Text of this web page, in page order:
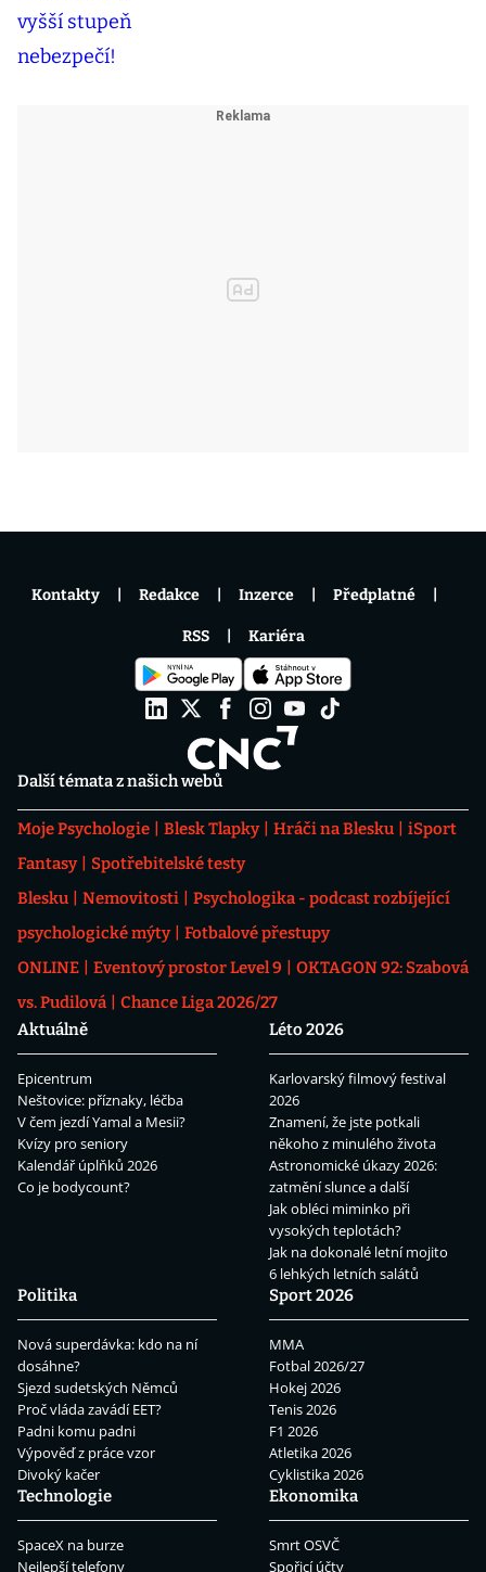
Další témata z našich webů
Moje Psychologie Blesk Tlapky Hráči na Blesku
iSport
Fantasy
Spotřebitelské testy
Blesku
Nemovitosti
Psychologika - podcast rozbíjející
psychologické mýty
Fotbalové přestupy
ONLINE
Eventový prostor Level 9
OKTAGON 92: Szabová
vs. Pudilová
Chance Liga 2026/27
Aktuálně
Epicentrum
Neštovice: příznaky, léčba
V čem jezdí Yamal a Mesii?
Kvízy pro seniory
Kalendář úplňků 2026
Co je bodycount?
Léto 2026
Karlovarský filmový festival
2026
Znamení, že jste potkali
někoho z minulého života
Astronomické úkazy 2026:
zatmění slunce a další
Jak obléci miminko při
vysokých teplotách?
Jak na dokonalé letní mojito
6 lehkých letních salátů
Politika
Nová superdávka: kdo na ní
dosáhne?
Sjezd sudetských Němců
Proč vláda zavádí EET?
Padni komu padni
Výpověď z práce vzor
Divoký kačer
Sport 2026
MMA
Fotbal 2026/27
Hokej 2026
Tenis 2026
F1 2026
Atletika 2026
Cyklistika 2026
Technologie
SpaceX na burze
Nejlepší telefony
Ekonomika
Smrt OSVČ
Spořicí účty
Kontakty Redakce Inzerce Předplatné
RSS Kariéra